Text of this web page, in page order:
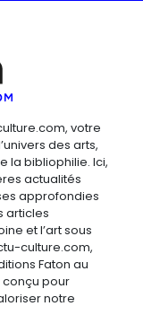
votre
des arts,
la bibliophilie. Ici,
actualités
approfondies
articles
et l’art sous
culture.com,
Faton au
conçu pour
notre